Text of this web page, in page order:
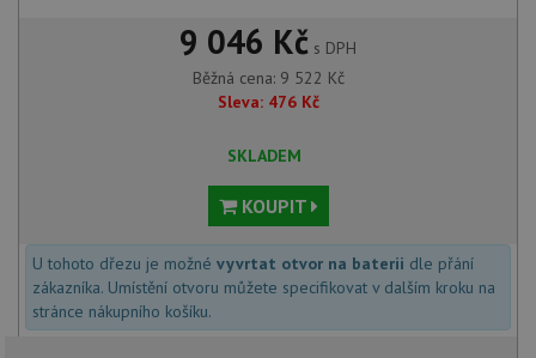
9 046 Kč s DPH
Běžná cena: 9 522 Kč
Sleva: 476 Kč
SKLADEM
KOUPIT
U tohoto dřezu je možné vyvrtat otvor na baterii dle přání
zákazníka. Umístění otvoru můžete specifikovat v dalším kroku na
stránce nákupního košíku.